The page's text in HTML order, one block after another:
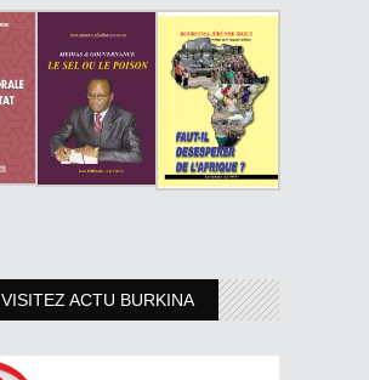
VISITEZ ACTU BURKINA